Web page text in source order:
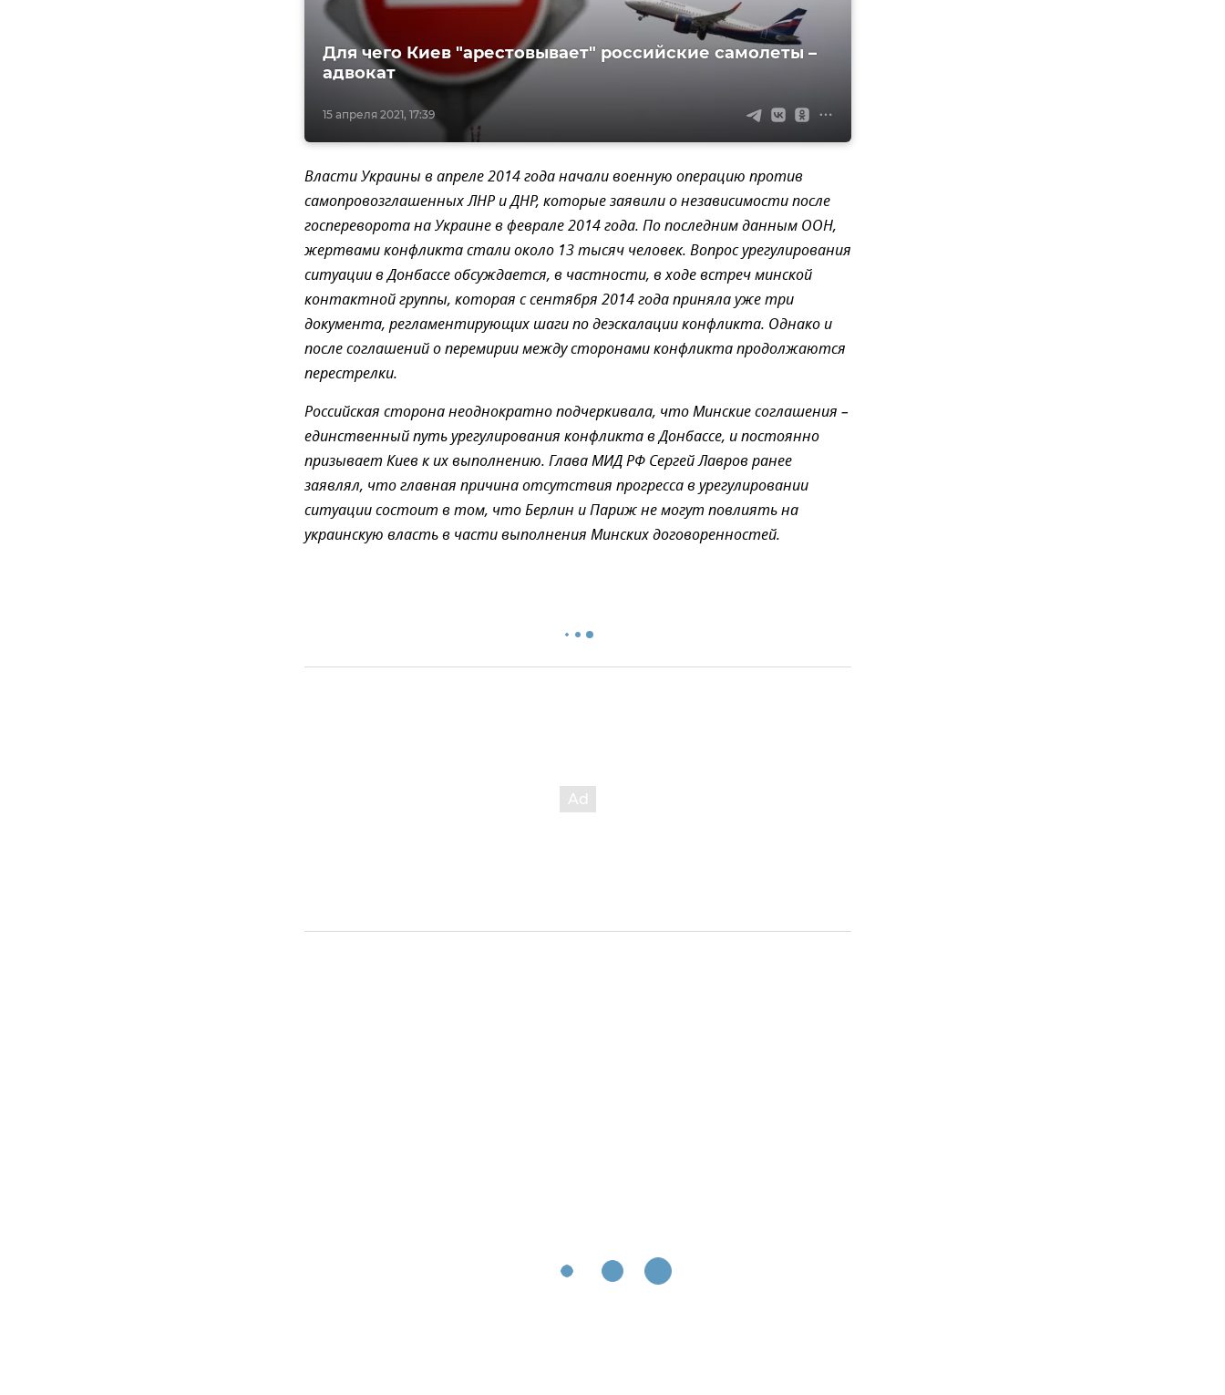
15 апреля 2021, 17:39
Для чего Киев "арестовывает" российские самолеты –
адвокат
Власти Украины в апреле 2014 года начали военную операцию против
самопровозглашенных ЛНР и ДНР, которые заявили о независимости после
госпереворота на Украине в феврале 2014 года. По последним данным ООН,
жертвами конфликта стали около 13 тысяч человек. Вопрос урегулирования
ситуации в Донбассе обсуждается, в частности, в ходе встреч минской
контактной группы, которая с сентября 2014 года приняла уже три
документа, регламентирующих шаги по деэскалации конфликта. Однако и
после соглашений о перемирии между сторонами конфликта продолжаются
перестрелки.
Российская сторона неоднократно подчеркивала, что Минские соглашения –
единственный путь урегулирования конфликта в Донбассе, и постоянно
призывает Киев к их выполнению. Глава МИД РФ Сергей Лавров ранее
заявлял, что главная причина отсутствия прогресса в урегулировании
ситуации состоит в том, что Берлин и Париж не могут повлиять на
украинскую власть в части выполнения Минских договоренностей.